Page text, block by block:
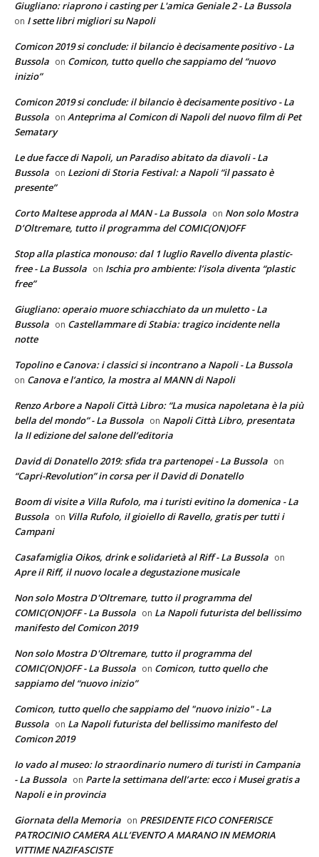
Giugliano: riaprono i casting per L'amica Geniale 2 - La Bussola
on I sette libri migliori su Napoli
Comicon 2019 si conclude: il bilancio è decisamente positivo - La
Bussola on Comicon, tutto quello che sappiamo del “nuovo
inizio”
Comicon 2019 si conclude: il bilancio è decisamente positivo - La
Bussola on Anteprima al Comicon di Napoli del nuovo film di Pet
Sematary
Le due facce di Napoli, un Paradiso abitato da diavoli - La
Bussola on Lezioni di Storia Festival: a Napoli “il passato è
presente”
Corto Maltese approda al MAN - La Bussola on Non solo Mostra
D’Oltremare, tutto il programma del COMIC(ON)OFF
Stop alla plastica monouso: dal 1 luglio Ravello diventa plastic-
free - La Bussola on Ischia pro ambiente: l’isola diventa “plastic
free”
Giugliano: operaio muore schiacchiato da un muletto - La
Bussola on Castellammare di Stabia: tragico incidente nella
notte
Topolino e Canova: i classici si incontrano a Napoli - La Bussola
on Canova e l’antico, la mostra al MANN di Napoli
Renzo Arbore a Napoli Città Libro: “La musica napoletana è la più
bella del mondo” - La Bussola on Napoli Città Libro, presentata
la II edizione del salone dell’editoria
David di Donatello 2019: sfida tra partenopei - La Bussola on
“Capri-Revolution” in corsa per il David di Donatello
Boom di visite a Villa Rufolo, ma i turisti evitino la domenica - La
Bussola on Villa Rufolo, il gioiello di Ravello, gratis per tutti i
Campani
Casafamiglia Oikos, drink e solidarietà al Riff - La Bussola on
Apre il Riff, il nuovo locale a degustazione musicale
Non solo Mostra D'Oltremare, tutto il programma del
COMIC(ON)OFF - La Bussola on La Napoli futurista del bellissimo
manifesto del Comicon 2019
Non solo Mostra D'Oltremare, tutto il programma del
COMIC(ON)OFF - La Bussola on Comicon, tutto quello che
sappiamo del “nuovo inizio”
Comicon, tutto quello che sappiamo del "nuovo inizio" - La
Bussola on La Napoli futurista del bellissimo manifesto del
Comicon 2019
Io vado al museo: lo straordinario numero di turisti in Campania
- La Bussola on Parte la settimana dell’arte: ecco i Musei gratis a
Napoli e in provincia
Giornata della Memoria on PRESIDENTE FICO CONFERISCE
PATROCINIO CAMERA ALL’EVENTO A MARANO IN MEMORIA
VITTIME NAZIFASCISTE